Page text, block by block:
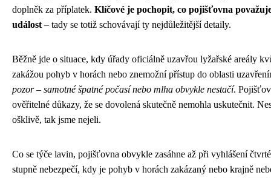
doplněk za příplatek. Klíčové je pochopit, co pojišťovna
událost – tady se totiž schovávají ty nejdůležitější detaily.
Běžně jde o situace, kdy úřady oficiálně uzavřou lyžařské areály
zakážou pohyb v horách nebo znemožní přístup do oblasti
pozor – samotné špatné počasí nebo mlha obvykle nestačí.
ověřitelné důkazy, že se dovolená skutečně nemohla uskutečnit.
ošklivě, tak jsme nejeli.
Co se týče lavin, pojišťovna obvykle zasáhne až při vyhlášení
stupně nebezpečí, kdy je pohyb v horách zakázaný nebo krajně